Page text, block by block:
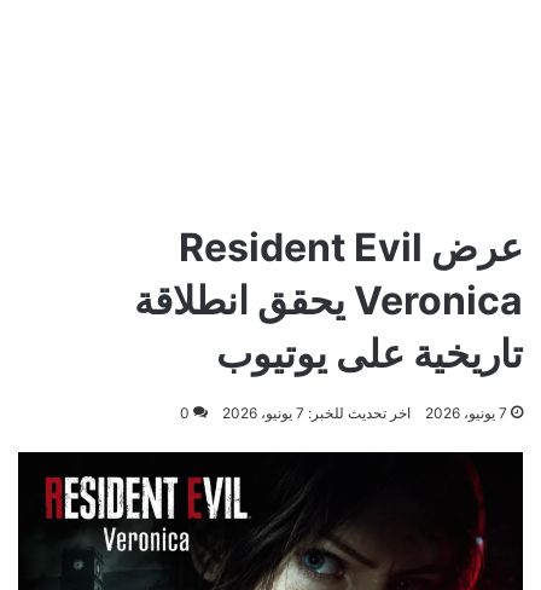
عرض Resident Evil
Veronica يحقق انطلاقة
تاريخية على يوتيوب
7 يونيو، 2026 اخر تحديث للخبر: 7 يونيو، 2026 0